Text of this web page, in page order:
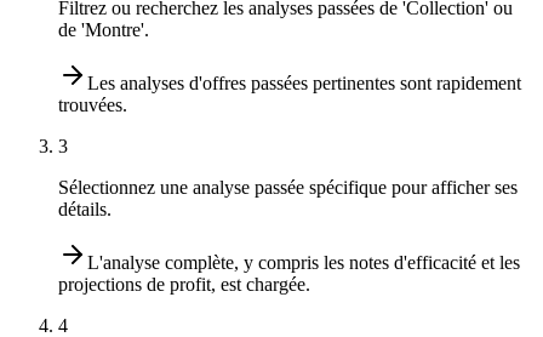
Filtrez ou recherchez les analyses passées de 'Collection' ou
de 'Montre'.
Les analyses d'offres passées pertinentes sont rapidement
trouvées.
3
Sélectionnez une analyse passée spécifique pour afficher ses
détails.
L'analyse complète, y compris les notes d'efficacité et les
projections de profit, est chargée.
4